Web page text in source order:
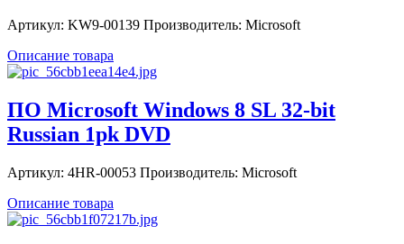
Артикул: KW9-00139 Производитель: Microsoft
Описание товара
ПО Microsoft Windows 8 SL 32-bit
Russian 1pk DVD
Артикул: 4HR-00053 Производитель: Microsoft
Описание товара